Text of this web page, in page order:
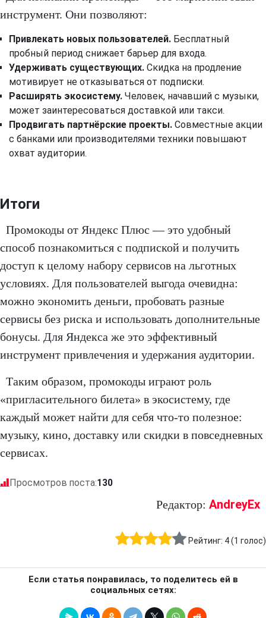
инструмент. Они позволяют:
Привлекать новых пользователей. Бесплатный
пробный период снижает барьер для входа.
Удерживать существующих. Скидка на продление
мотивирует не отказываться от подписки.
Расширять экосистему. Человек, начавший с музыки,
может заинтересоваться доставкой или такси.
Продвигать партнёрские проекты. Совместные акции
с банками или производителями техники повышают
охват аудитории.
Итоги
Промокоды от Яндекс Плюс — это удобный
способ познакомиться с подпиской и получить
доступ к целому набору сервисов на льготных
условиях. Для пользователей выгода очевидна:
можно экономить деньги, пробовать разные
сервисы без риска и использовать дополнительные
бонусы. Для Яндекса же это эффективный
инструмент привлечения и удержания аудитории.
Таким образом, промокоды играют роль
«пригласительного билета» в экосистему, где
каждый может найти для себя что-то полезное:
музыку, кино, доставку или скидки в повседневных
сервисах.
Просмотров поста:130
Редактор: AndreyEx
Рейтинг: 4(1 голос)
Если статья понравилась, то поделитесь ей в
социальных сетях: